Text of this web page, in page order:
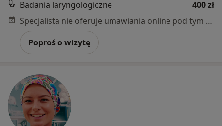
Badania laryngologiczne
400 zł
Specjalista nie oferuje umawiania online pod tym adresem.
Poproś o wizytę